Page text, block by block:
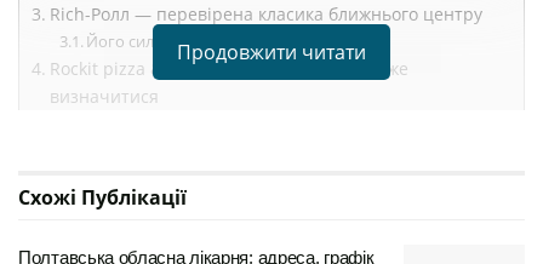
Rich-Ролл — перевірена класика ближнього центру
Його сильні сторони:
Rockit pizza & sushi — для тих, хто не може
визначитися
SushiExpress — швидкість та комфорт
ZUZU sushi — стильний центр та насичений смак
Продовжити читати
Схожі Публікації
Полтавська обласна лікарня: адреса, графік